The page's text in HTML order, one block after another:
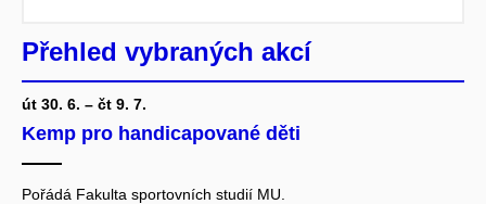
Přehled vybraných akcí
út 30. 6. – čt 9. 7.
Kemp pro handicapované děti
Pořádá Fakulta sportovních studií MU.